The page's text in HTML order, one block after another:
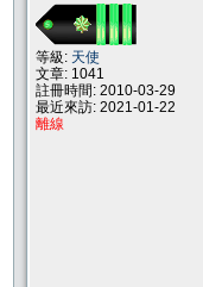
等級: 天使
文章: 1041
註冊時間: 2010-03-29
最近來訪: 2021-01-22
離線